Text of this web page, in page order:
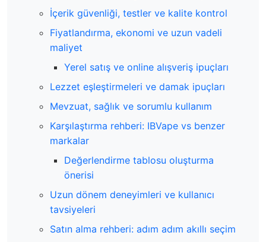
İçerik güvenliği, testler ve kalite kontrol
Fiyatlandırma, ekonomi ve uzun vadeli
maliyet
Yerel satış ve online alışveriş ipuçları
Lezzet eşleştirmeleri ve damak ipuçları
Mevzuat, sağlık ve sorumlu kullanım
Karşılaştırma rehberi: IBVape vs benzer
markalar
Değerlendirme tablosu oluşturma
önerisi
Uzun dönem deneyimleri ve kullanıcı
tavsiyeleri
Satın alma rehberi: adım adım akıllı seçim